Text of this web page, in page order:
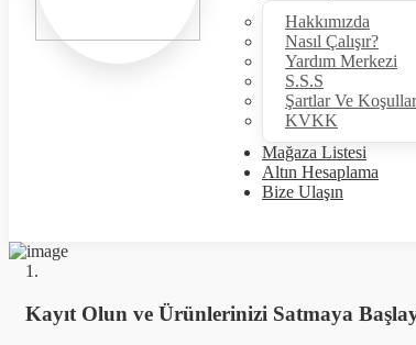
Hakkımızda
Nasıl Çalışır?
Yardım Merkezi
S.S.S
Şartlar Ve Koşullar
KVKK
Mağaza Listesi
Altın Hesaplama
Bize Ulaşın
1.
Kayıt Olun ve Ürünlerinizi Satmaya